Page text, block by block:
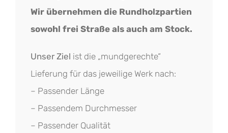
Wir übernehmen die Rundholzpartien
sowohl frei Straße als auch am Stock.
Unser Ziel ist die „mundgerechte“
Lieferung für das jeweilige Werk nach:
– Passender Länge
– Passendem Durchmesser
– Passender Qualität